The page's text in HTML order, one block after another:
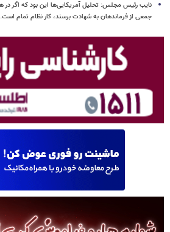
نایب رئیس مجلس: تحلیل آمریکایی‌ها این بود که اگر در
جمعی از فرماندهان به شهادت برسند، کار نظام تمام است.